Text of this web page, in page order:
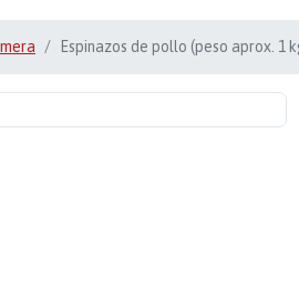
Espinazos de pollo (peso aprox. 1